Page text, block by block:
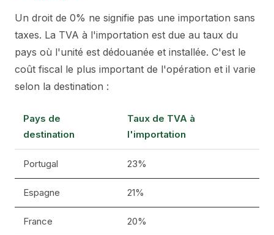
Un droit de 0% ne signifie pas une importation sans
taxes. La TVA à l'importation est due au taux du
pays où l'unité est dédouanée et installée. C'est le
coût fiscal le plus important de l'opération et il varie
selon la destination :
Pays de
destination
Taux de TVA à
l'importation
Portugal 23%
Espagne 21%
France 20%